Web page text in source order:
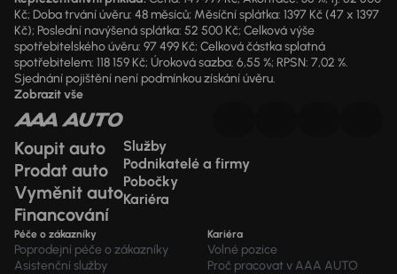
Kč; Doba trvání úvěru: 48 měsíců; Měsíční splátka: 1397 Kč (47 x 1397
Kč); Poslední navýšená splátka: 52 500 Kč; Celková výše
spotřebitelského úvěru: 97 499 Kč; Celková částka splatná
spotřebitelem: 118 159 Kč; Úroková sazba: 6,55 %; RPSN: 7,02 %.
Sjednání pojištění není podmínkou získání úvěru.
Zobrazit vše
Koupit auto
Prodat auto
Vyměnit auto
Financování
Služby
Podnikatelé a firmy
Pobočky
Kariéra
Péče o zákazníky
Poprodejní péče o zákazníky
Asistenční služby
Kariéra
Volné pozice
Proč pracovat v AAA AUTO